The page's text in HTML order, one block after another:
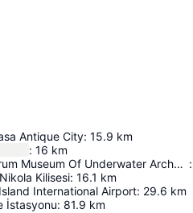
Antique City: 15.9 km
: 16 km
Bodrum Museum Of Underwater Archaeology :
Kilisesi: 16.1 km
International Airport: 29.6 km
İstasyonu: 81.9 km